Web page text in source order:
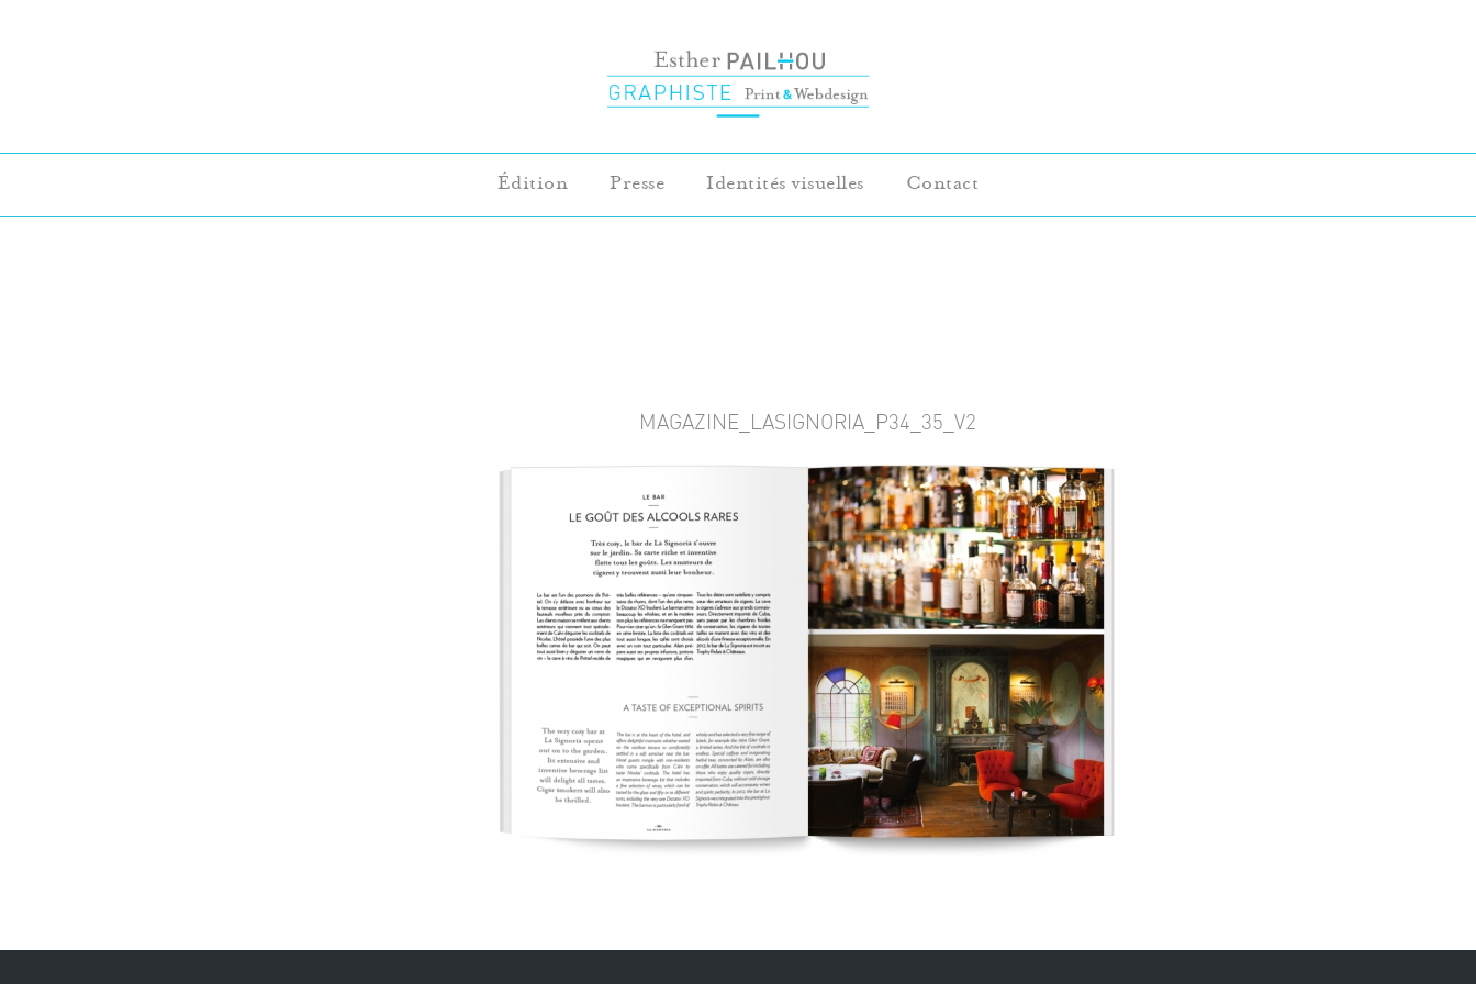
Édition Presse Identités visuelles Contact
MAGAZINE_LASIGNORIA_P34_35_V2